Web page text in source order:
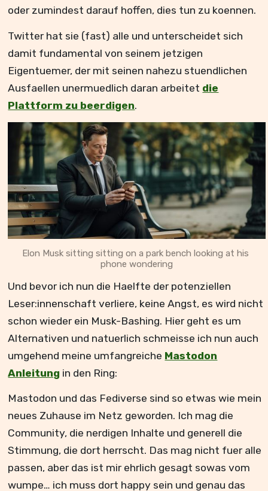
oder zumindest darauf hoffen, dies tun zu koennen.
Twitter hat sie (fast) alle und unterscheidet sich
damit fundamental von seinem jetzigen
Eigentuemer, der mit seinen nahezu stuendlichen
Ausfaellen unermuedlich daran arbeitet die
Plattform zu beerdigen.
Elon Musk sitting sitting on a park bench looking at his
phone wondering
Und bevor ich nun die Haelfte der potenziellen
Leser:innenschaft verliere, keine Angst, es wird nicht
schon wieder ein Musk-Bashing. Hier geht es um
Alternativen und natuerlich schmeisse ich nun auch
umgehend meine umfangreiche Mastodon
Anleitung in den Ring:
Mastodon und das Fediverse sind so etwas wie mein
neues Zuhause im Netz geworden. Ich mag die
Community, die nerdigen Inhalte und generell die
Stimmung, die dort herrscht. Das mag nicht fuer alle
passen, aber das ist mir ehrlich gesagt sowas vom
wumpe… ich muss dort happy sein und genau das